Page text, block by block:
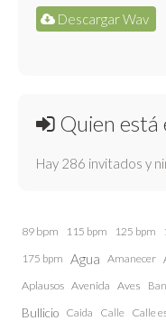
Descargar Wav
Quien está
Hay 286 invitados y
89 bpm 115 bpm 125 bpm
175 bpm Agua Amanecer
Aplausos Avenida Aves
Bullicio Caida Calle Calle